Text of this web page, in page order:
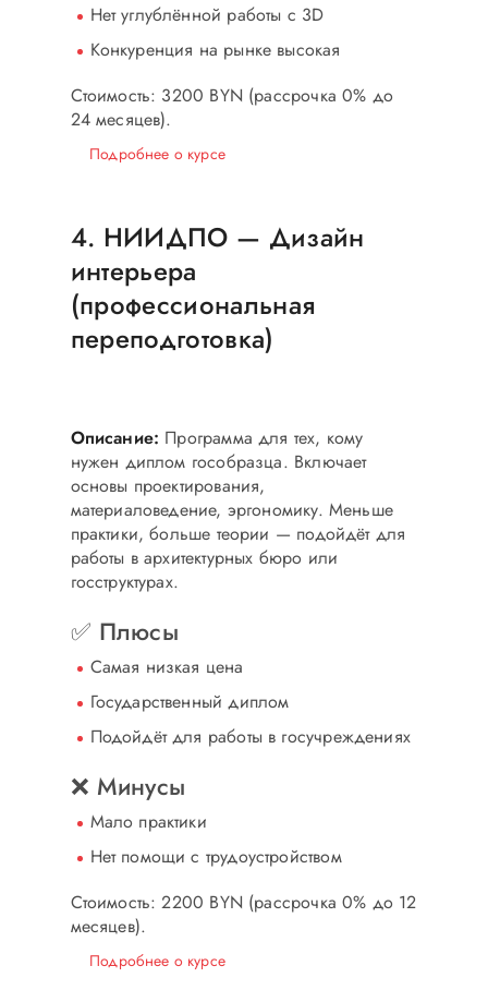
Нет углублённой работы с 3D
Конкуренция на рынке высокая
Стоимость: 3200 BYN (рассрочка 0% до
24 месяцев).
Подробнее о курсе
4. НИИДПО — Дизайн
интерьера
(профессиональная
переподготовка)
Описание: Программа для тех, кому
нужен диплом гособразца. Включает
основы проектирования,
материаловедение, эргономику. Меньше
практики, больше теории — подойдёт для
работы в архитектурных бюро или
госструктурах.
✅ Плюсы
Самая низкая цена
Государственный диплом
Подойдёт для работы в госучреждениях
❌ Минусы
Мало практики
Нет помощи с трудоустройством
Стоимость: 2200 BYN (рассрочка 0% до 12
месяцев).
Подробнее о курсе